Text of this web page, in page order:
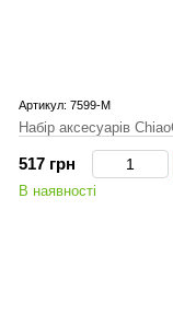
Артикул: 7599-M
Набір аксесуарів
517 грн
В наявності